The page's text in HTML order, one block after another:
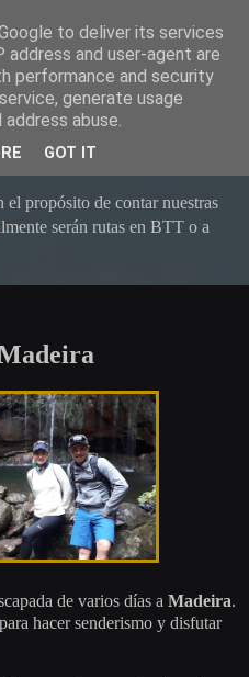
propósito de contar nuestras
serán rutas en BTT o a
de varios días a Madeira.
hacer senderismo y disfutar
to deliver its services
address and user-agent are
performance and security
generate usage
abuse.
GOT IT